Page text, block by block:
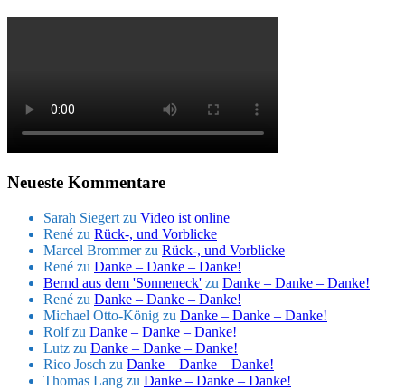
Neueste Kommentare
Sarah Siegert zu Video ist online
René zu Rück-, und Vorblicke
Marcel Brommerzu Rück-, und Vorblicke
René zu Danke – Danke – Danke!
Bernd aus dem 'Sonneneck' zu Danke – Danke – Danke!
René zu Danke – Danke – Danke!
Michael Otto-König zu Danke – Danke – Danke!
Rolfzu Danke – Danke – Danke!
Lutz zu Danke – Danke – Danke!
Rico Josch zu Danke – Danke – Danke!
Thomas Lang zu Danke – Danke – Danke!